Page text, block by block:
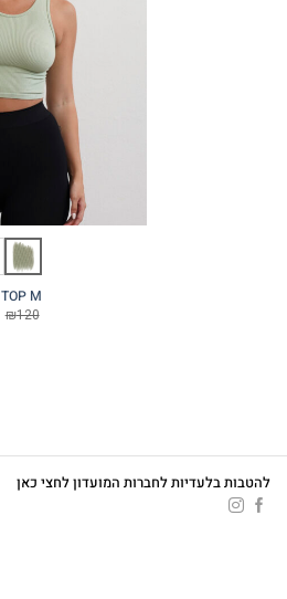
TOP M מנטה
₪120
להטבות בלעדיות לחברות המועדון לחצי כאן